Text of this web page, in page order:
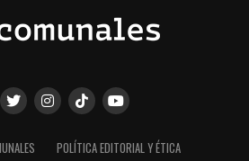
POLÍTICA EDITORIAL Y ÉTICA